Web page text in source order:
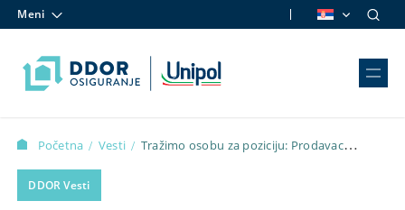
Meni
Početna / Vesti / Tražimo osobu za poziciju: Prodavac
osiguranja u Kikindi
DDOR Vesti